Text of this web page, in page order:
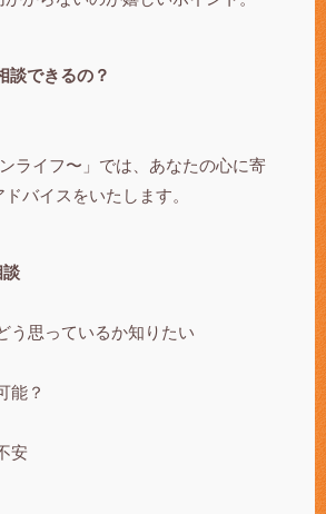
できるの？
ンライフ〜」では、あなたの心に寄
バイスをいたします。
談
う思っているか知りたい
能？
安